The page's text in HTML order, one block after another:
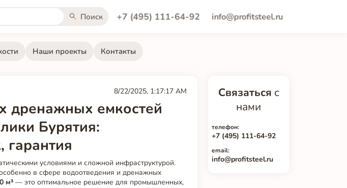
Поиск +7 (495) 111-64-92 info@profitsteel.ru
Наши проекты Контакты
8/22/2025, 1:17:17 AM
дренажных емкостей
Бурятия:
гарантия
условиями и сложной инфраструктурой.
в сфере водоотведения и дренажных
м³ — это оптимальное решение для промышленных,
Связаться с
нами
телефон:
+7 (495) 111-64-92
email:
info@profitsteel.ru